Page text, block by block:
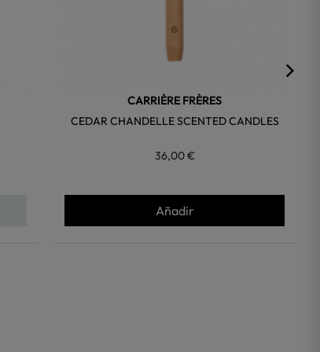
CARRIÈRE FRÈRES
CEDAR CHANDELLE SCENTED CANDLES
36,00 €
Añadir